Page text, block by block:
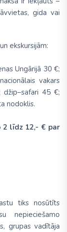
gida vai
ekskursijām:
Ungārijā 30 €;
vakars
45 €;
nodoklis.
2 līdz 12,- € par
tiks nosūtīts
nepieciešamo
grupas vadītāja